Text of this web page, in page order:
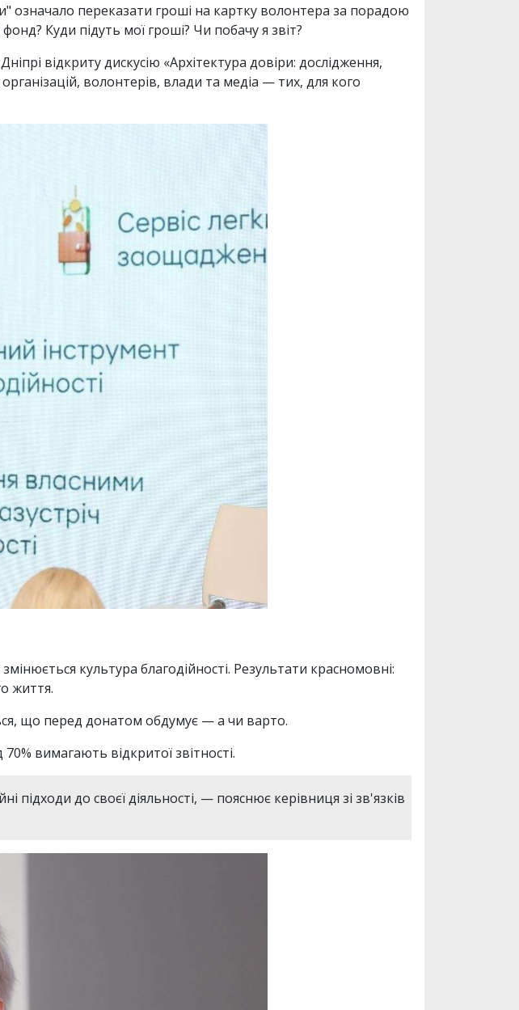
означало переказати гроші на картку волонтера за порадою
Куди підуть мої гроші? Чи побачу я звіт?
відкриту дискусію «Архітектура довіри: дослідження,
волонтерів, влади та медіа — тих, для кого
культура благодійності. Результати красномовні:
життя.
що перед донатом обдумує — а чи варто.
вимагають відкритої звітності.
до своєї діяльності, — пояснює керівниця зі зв'язків